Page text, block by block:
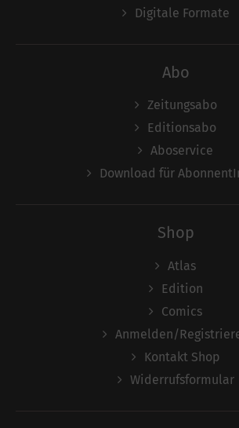
Digitale Formate
Abo
Zeitungsabo
Editionsabo
Aboservice
Download für
Shop
Atlas
Edition
Comics
Anmelden/
Kontakt Shop
Widerrufsformular